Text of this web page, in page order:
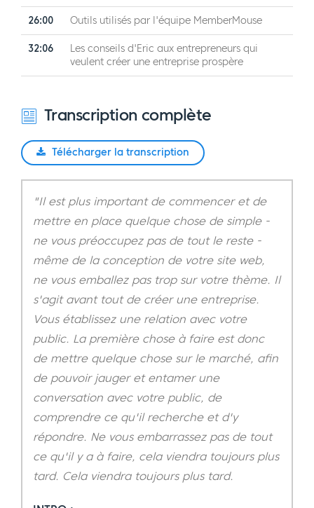
26:00 Outils utilisés par l'équipe MemberMouse
32:06
Les conseils d'Eric aux entrepreneurs qui
veulent créer une entreprise prospère
Transcription complète
Télécharger la transcription
"Il est plus important de commencer et de
mettre en place quelque chose de simple -
ne vous préoccupez pas de tout le reste -
même de la conception de votre site web,
ne vous emballez pas trop sur votre thème. Il
s'agit avant tout de créer une entreprise.
Vous établissez une relation avec votre
public. La première chose à faire est donc
de mettre quelque chose sur le marché, afin
de pouvoir jauger et entamer une
conversation avec votre public, de
comprendre ce qu'il recherche et d'y
répondre. Ne vous embarrassez pas de tout
ce qu'il y a à faire, cela viendra toujours plus
tard. Cela viendra toujours plus tard.